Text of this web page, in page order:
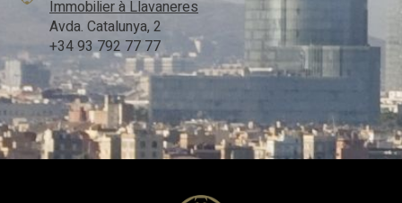
Immobilier à Llavaneres
Avda. Catalunya, 2
+34 93 792 77 77